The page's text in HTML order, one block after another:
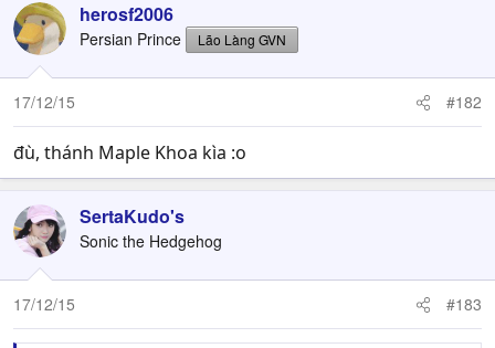
herosf2006
Persian Prince Lão Làng GVN
17/12/15 #182
đù, thánh Maple Khoa kìa :o
SertaKudo's
Sonic the Hedgehog
17/12/15 #183